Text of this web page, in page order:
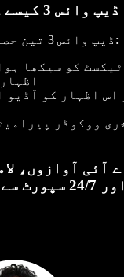
ڈیپ وائس 3 کیسے کام کرتا ہے؟
ڈیپ وائس 3 تین حصوں پر مشتمل ہے:
کو سیکھا
اس اظہار کو آڈیو
ووکوڈر
آئی آوازوں،
اور 24/7 سپورٹ سے لطف اٹھائیں